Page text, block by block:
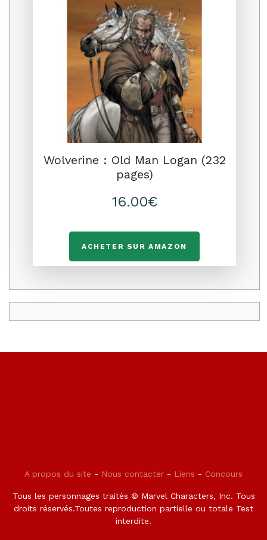
Wolverine : Old Man Logan (232
pages)
16.00€
ACHETER SUR AMAZON
A propos du site - Nous contacter - Liens - Concours
Tous les personnages traités © Marvel Characters, Inc. Tous
droits réservés.Toutes reproduction partielle ou totale Test
interdite.